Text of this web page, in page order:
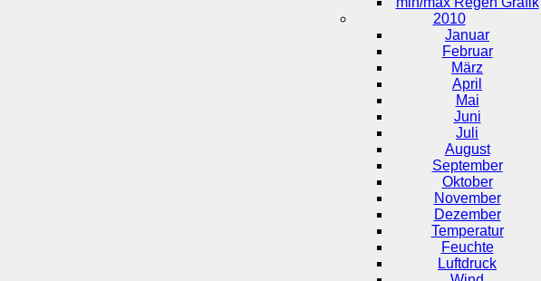
2010
Januar
Februar
März
April
Mai
Juni
Juli
August
September
Oktober
November
Dezember
Temperatur
Feuchte
Luftdruck